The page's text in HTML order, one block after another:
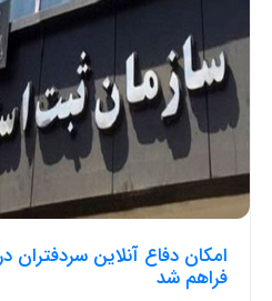
امکان دفاع آنلاین سردفتران
فراهم شد